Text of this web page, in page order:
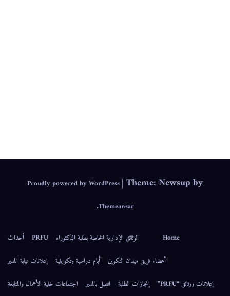
Proudly powered by WordPress |Theme: Newsup by
Themeansar
.
Home الوثائق الإدارية الخاصة بطلبة الدكتوراه PRFU
أحداث
أعضاء فريق ميدان التكوين
أيام دراسية وتكوينية
إعلانات نيابة المدير
إعلانات ووثائق “PRFU”
إنجازات الطلبة اتصل بالمدير
اجتماعات خلية الأعمال والمتابعة